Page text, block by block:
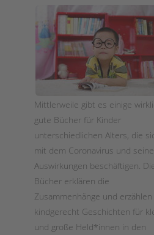
Mittlerweile gibt es einige
gute Bücher für Kinder
unterschiedlichen Alters, die
mit dem Coronavirus und
Auswirkungen beschäftigen.
Bücher erklären die
Zusammenhänge und erzählen
kindgerecht Geschichten für
und große Held*innen in den